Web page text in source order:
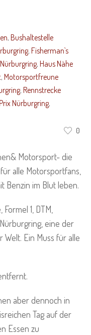
, Bushaltestelle
, Fisherman`s
, Haus Nähe
, Motorsportfreune
, Rennstrecke
Nürburgring,
0
Motorsport- die
alle Motorsportfans,
Benzin im Blut leben.
1, DTM,
eine der
Ein Muss für alle
aber dennoch in
Tag auf der
Essen zu